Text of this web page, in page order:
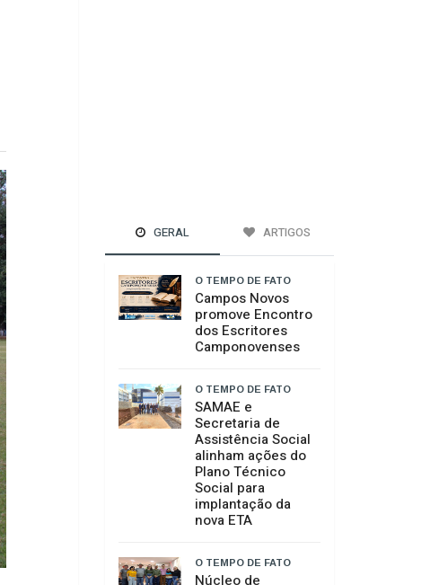
ARTIGOS
O TEMPO DE FATO
Campos Novos
promove Encontro
Camponovenses